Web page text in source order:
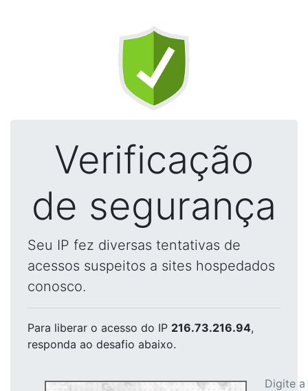
Verificação
de segurança
Seu IP fez diversas tentativas de
acessos suspeitos a sites hospedados
conosco.
Para liberar o acesso do IP 216.73.216.94,
responda ao desafio abaixo.
Digite